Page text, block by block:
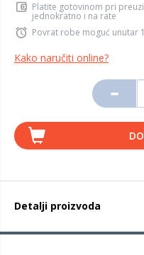
Platite gotovinom pri
jednokratno i na rate
Povrat robe moguć unutar
Kako naručiti online?
Detalji proizvoda